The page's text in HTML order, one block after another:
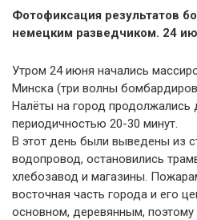
Фотофиксация результатов
немецким разведчиком. 24
Утром 24 июня начались
Минска (три волны
Налёты на город продолжались
периодичностью 20-30 минут.
В этот день были выведены из
водопровод, остановились
хлебозавод и магазины.
восточная часть города и его
основном, деревянным,